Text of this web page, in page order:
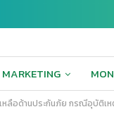
ลือด้านประกันภัย กรณีอุบัติเ